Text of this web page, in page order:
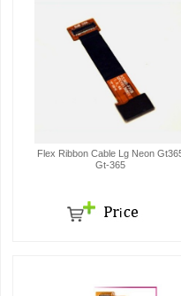
Flex Ribbon Cable Lg Neon
Gt-365